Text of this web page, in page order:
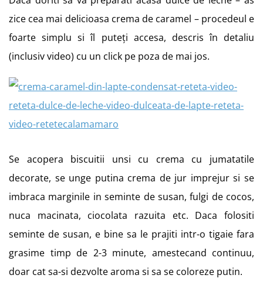
zice cea mai delicioasa crema de caramel – procedeul e
foarte simplu si îl puteți accesa, descris în detaliu
(inclusiv video) cu un click pe poza de mai jos.
Se acopera biscuitii unsi cu crema cu jumatatile
decorate, se unge putina crema de jur imprejur si se
imbraca marginile in seminte de susan, fulgi de cocos,
nuca macinata, ciocolata razuita etc. Daca folositi
seminte de susan, e bine sa le prajiti intr-o tigaie fara
grasime timp de 2-3 minute, amestecand continuu,
doar cat sa-si dezvolte aroma si sa se coloreze putin.